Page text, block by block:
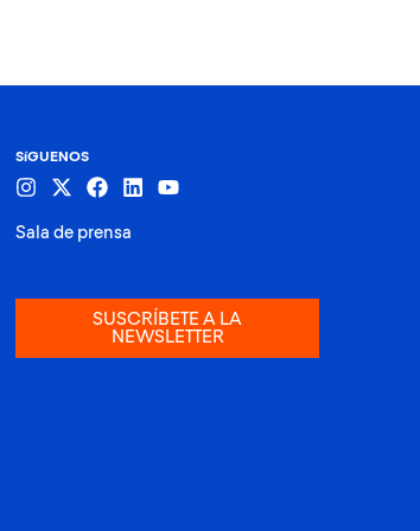
SíGUENOS
Sala de prensa
SUSCRÍBETE A LA
NEWSLETTER